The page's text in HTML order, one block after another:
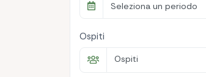
Seleziona un periodo
Ospiti
Ospiti